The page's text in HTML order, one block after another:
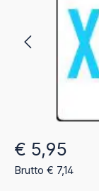
Regulärer Preis:
€ 5,95
Brutto € 7,14